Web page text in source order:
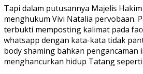
Tapi dalam putusannya Majelis
menghukum Vivi Natalia pervobaan.
terbukti memposting kalimat pada
whatsapp dengan kata-kata tidak
body shaming bahkan pengancaman
menghancurkan hidup Tatang seperti